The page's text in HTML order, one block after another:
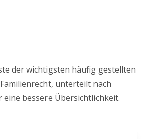
der wichtigsten häufig gestellten
unterteilt nach
bessere Übersichtlichkeit.